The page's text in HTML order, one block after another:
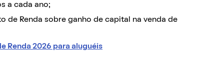
a cada ano;
de Renda sobre ganho de capital na venda de
Renda 2026 para aluguéis